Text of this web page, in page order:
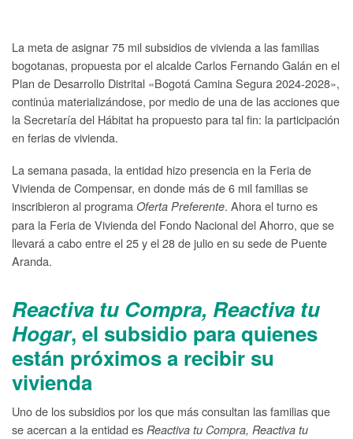
La meta de asignar 75 mil subsidios de vivienda a las familias
bogotanas, propuesta por el alcalde Carlos Fernando Galán en el
Plan de Desarrollo Distrital «Bogotá Camina Segura 2024-2028»,
continúa materializándose, por medio de una de las acciones que
la Secretaría del Hábitat ha propuesto para tal fin: la participación
en ferias de vivienda.
La semana pasada, la entidad hizo presencia en la Feria de
Vivienda de Compensar, en donde más de 6 mil familias se
inscribieron al programa Oferta Preferente. Ahora el turno es
para la Feria de Vivienda del Fondo Nacional del Ahorro, que se
llevará a cabo entre el 25 y el 28 de julio en su sede de Puente
Aranda.
Reactiva tu Compra, Reactiva tu
Hogar, el subsidio para quienes
están próximos a recibir su
vivienda
Uno de los subsidios por los que más consultan las familias que
se acercan a la entidad es Reactiva tu Compra, Reactiva tu